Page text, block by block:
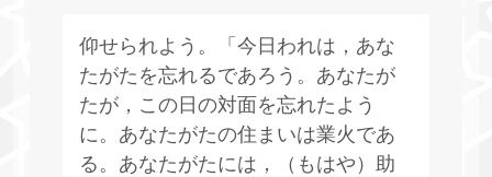
仰せられよう。「今日われは，あな
たがたを忘れるであろう。あなたが
たが，この日の対面を忘れたよう
に。あなたがたの住まいは業火であ
る。あなたがたには，（もはや）助